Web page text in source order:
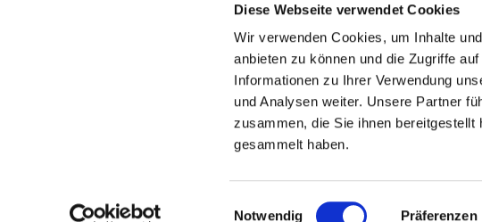
Diese Webseite verwendet Cookies
Wir verwenden Cookies, um Inhalte
anbieten zu können und die Zugriffe
Informationen zu Ihrer Verwendung
und Analysen weiter. Unsere Partner
zusammen, die Sie ihnen
gesammelt haben.
Einwilligungsauswahl
Notwendig Präferenzen
Impressum